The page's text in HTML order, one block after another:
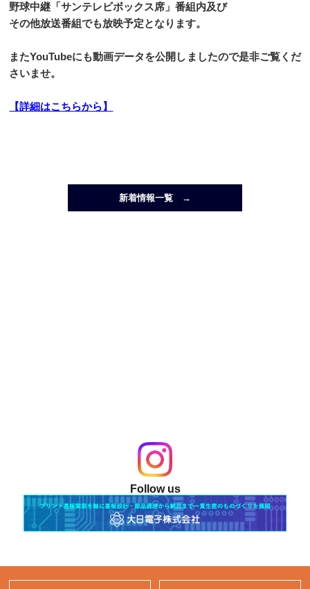
野球中継「サンテレビボックス席」番組内及び
その他放送番組でも放映予定となります。
またYouTubeにも動画データを公開しましたので是非ご覧くだ
さいませ。
【詳細はこちらから】
新着情報一覧 →
Follow us